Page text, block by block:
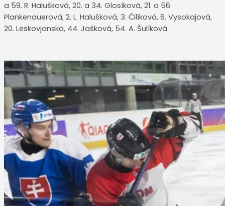
a 59. R. Halušková, 20. a 34. Glosíková, 21. a 56.
Plankenauerová, 2. L. Halušková, 3. Čilíková, 6. Vysokajová,
20. Leskovjanska, 44. Jašková, 54. A. Šulíková